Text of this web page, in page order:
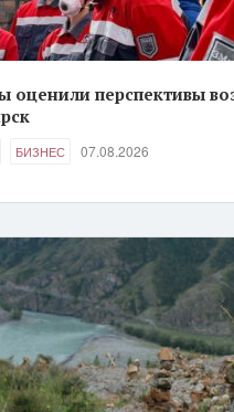
оценили перспективы
БИЗНЕС 07.08.2026